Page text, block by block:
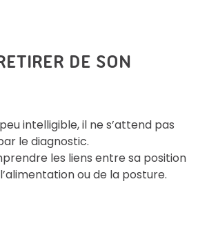
DE SON
intelligible, il ne s’attend pas
le diagnostic.
les liens entre sa position
ou de la posture.